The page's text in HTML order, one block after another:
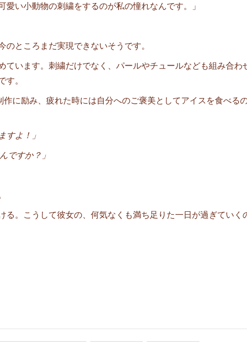
い小動物の刺繍をするのが私の憧れなんです。」
ところまだ実現できないそうです。
います。刺繍だけでなく、パールやチュールなども組み合わ
す。
作に励み、疲れた時には自分へのご褒美としてアイスを食べる
すよ！」
ですか？」
。こうして彼女の、何気なくも満ち足りた一日が過ぎていく